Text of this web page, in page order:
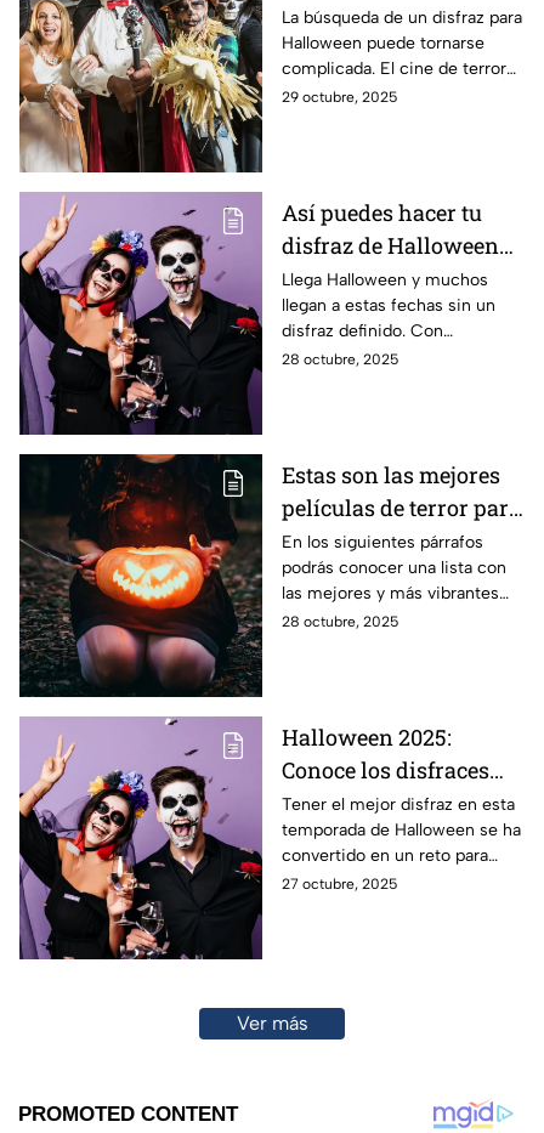
disfraces para
Halloween
La búsqueda de un disfraz para
Halloween puede tornarse
complicada. El cine de terror
se convierte en una buena
29 octubre, 2025
Así puedes hacer tu
disfraz de Halloween
con lo que tienes en
casa
Llega Halloween y muchos
llegan a estas fechas sin un
disfraz definido. Con
elementos que de seguro
28 octubre, 2025
Estas son las mejores
películas de terror para
ver en Halloween y Día
de Muertos
En los siguientes párrafos
podrás conocer una lista con
las mejores y más vibrantes
películas de terror para
28 octubre, 2025
Halloween 2025:
Conoce los disfraces
más originales para
parejas
Tener el mejor disfraz en esta
temporada de Halloween se ha
convertido en un reto para
miles de personas y parejas.
27 octubre, 2025
Ver más